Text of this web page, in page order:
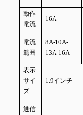
動作
電流
16A
電流
範囲
8A-10A-
13A-16A
表示
サイ
ズ
1.9インチ
通信